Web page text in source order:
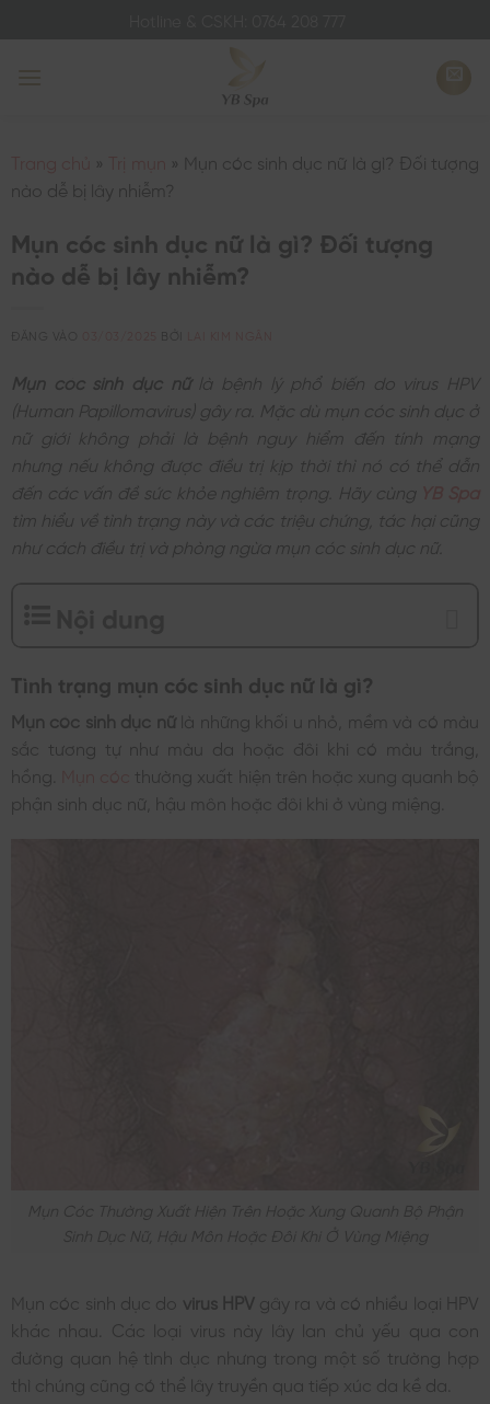
» »
Mụn cóc sinh dục nữ là gì? Đối tượng
nào dễ bị lây nhiễm?
Mụn cóc sinh dục nữ là gì? Đối tượng
nào dễ bị lây nhiễm?
Mụn cóc sinh dục nữlà bệnh lý phổ biến do virus HPV
(Human Papillomavirus) gây ra. Mặc dù mụn cóc sinh dục ở
nữ giới không phải là bệnh nguy hiểm đến tính mạng
nhưng nếu không được điều trị kịp thời thì nó có thể dẫn
đến các vấn đề sức khỏe nghiêm trọng. Hãy cùng
tìm hiểu về tình trạng này và các triệu chứng, tác hại cũng
như cách điều trị và phòng ngừa mụn cóc sinh dục nữ.
Tình trạng mụn cóc sinh dục nữ là gì?
Mụn cóc sinh dục nữlà những khối u nhỏ, mềm và có màu
sắc tương tự như màu da hoặc đôi khi có màu trắng,
hồng.
thường xuất hiện trên hoặc xung quanh bộ
phận sinh dục nữ, hậu môn hoặc đôi khi ở vùng miệng.
Mụn Cóc Thường Xuất Hiện Trên Hoặc Xung Quanh Bộ Phận
Sinh Dục Nữ, Hậu Môn Hoặc Đôi Khi Ở Vùng Miệng
Mụn cóc sinh dục do virus HPV gây ra và có nhiều loại HPV
khác nhau. Các loại virus này lây lan chủ yếu qua con
đường quan hệ tình dục nhưng trong một số trường hợp
thì chúng cũng có thể lây truyền qua tiếp xúc da kề da.